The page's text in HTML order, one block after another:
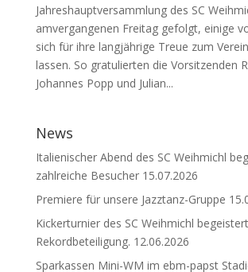
Jahreshauptversammlung des SC
amvergangenen Freitag gefolgt, einige
sich für ihre langjährige Treue zum
lassen. So gratulierten die Vorsitzenden
Johannes Popp und Julian...
News
Italienischer Abend des SC Weihmichl
zahlreiche Besucher 15.07.2026
Premiere für unsere Jazztanz-Gruppe
Kickerturnier des SC Weihmichl
Rekordbeteiligung. 12.06.2026
Sparkassen Mini-WM im ebm-papst